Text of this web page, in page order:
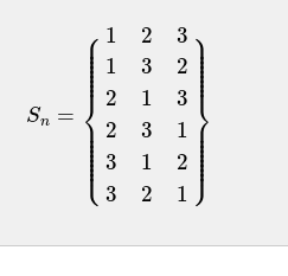
Sn =
⎧
⎪
⎪
⎪
⎪ ⎪ ⎪ ⎪ ⎪
⎪
⎨
⎪
⎪ ⎪ ⎪ ⎪ ⎪ ⎪ ⎪ ⎪⎩
1 2
3
1
3
2
2
1
3
2
3
1
3
1
2
3
2 1
⎫
⎪
⎪ ⎪ ⎪ ⎪ ⎪ ⎪ ⎪ ⎪⎬
⎪
⎪
⎪
⎪ ⎪ ⎪ ⎪ ⎪
⎪⎭
3 2 13